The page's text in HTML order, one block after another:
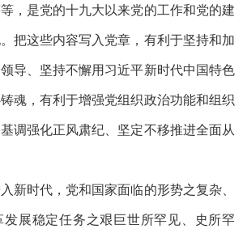
，是党的十九大以来党的工作和党的建
把这些内容写入党章，有利于坚持和加
导、坚持不懈用习近平新时代中国特色
魂，有利于增强党组织政治功能和组织
调强化正风肃纪、坚定不移推进全面从
时代，党和国家面临的形势之复杂、
发展稳定任务之艰巨世所罕见、史所罕